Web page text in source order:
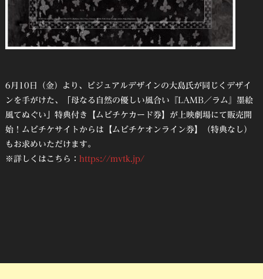
6月10日（金）より、ビジュアルデザインの大島氏が同じくデザイ
ンを手がけた、「母なる自然の優しい風合い『LAMB／ラム』墨絵
風てぬぐい」特典付き【ムビチケカード券】が上映劇場にて販売開
始！ムビチケサイトからは【ムビチケオンライン券】（特典なし）
もお求めいただけます。
※詳しくはこちら： https://mvtk.jp/